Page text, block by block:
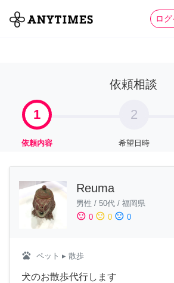
ロ
全て 家
依頼相談
1
依頼内容
2
希望日時
Reuma
男性 / 50代 / 福岡県
sentiment_satisfied 0 sentiment_neutral 0 sentiment_dissatisfied 0
pets ペット ▸ 散歩
犬のお散歩代行します